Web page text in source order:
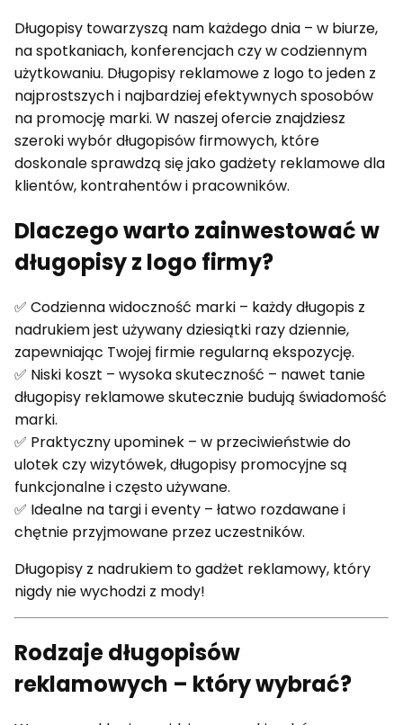
Długopisy towarzyszą nam każdego dnia – w biurze,
na spotkaniach, konferencjach czy w codziennym
użytkowaniu. Długopisy reklamowe z logo to jeden z
najprostszych i najbardziej efektywnych sposobów
na promocję marki. W naszej ofercie znajdziesz
szeroki wybór długopisów firmowych, które
doskonale sprawdzą się jako gadżety reklamowe dla
klientów, kontrahentów i pracowników.
Dlaczego warto zainwestować w
długopisy z logo firmy?
✅ Codzienna widoczność marki – każdy długopis z
nadrukiem jest używany dziesiątki razy dziennie,
zapewniając Twojej firmie regularną ekspozycję.
✅ Niski koszt – wysoka skuteczność – nawet tanie
długopisy reklamowe skutecznie budują świadomość
marki.
✅ Praktyczny upominek – w przeciwieństwie do
ulotek czy wizytówek, długopisy promocyjne są
funkcjonalne i często używane.
✅ Idealne na targi i eventy – łatwo rozdawane i
chętnie przyjmowane przez uczestników.
Długopisy z nadrukiem to gadżet reklamowy, który
nigdy nie wychodzi z mody!
Rodzaje długopisów
reklamowych – który wybrać?